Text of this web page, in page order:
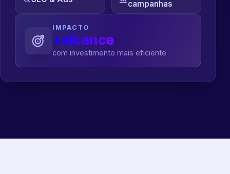
campanhas
IMPACTO
+alcance
com investimento mais eficiente